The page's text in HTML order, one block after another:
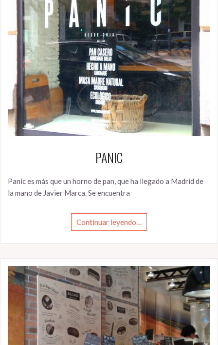
PANIC
Panic es más que un horno de pan, que ha llegado a Madrid de
la mano de Javier Marca. Se encuentra
Continuar leyendo…